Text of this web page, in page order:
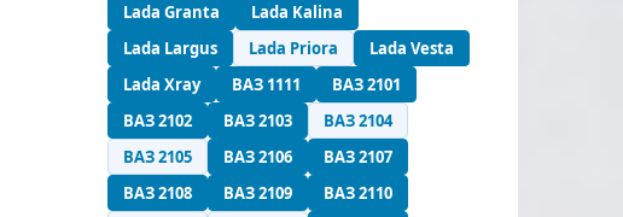
Lada Granta
Lada Kalina
Lada Largus
Lada Priora
Lada Vesta
Lada Xray
ВАЗ 1111
ВАЗ 2101
ВАЗ 2102
ВАЗ 2103
ВАЗ 2104
ВАЗ 2105
ВАЗ 2106
ВАЗ 2107
ВАЗ 2108
ВАЗ 2109
ВАЗ 2110